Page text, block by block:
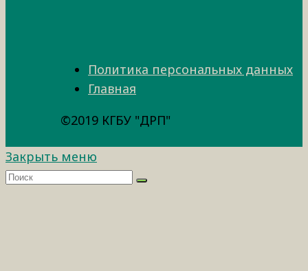
Политика персональных данных
Главная
©2019 КГБУ "ДРП"
Закрыть меню